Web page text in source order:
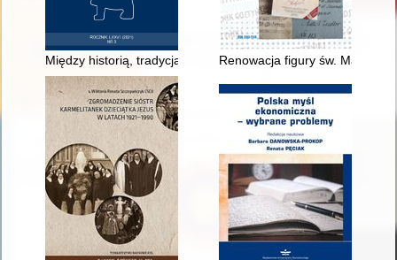
Między historią, tradycją a narracją : powstanie Muzeum
Renowacja figury św.